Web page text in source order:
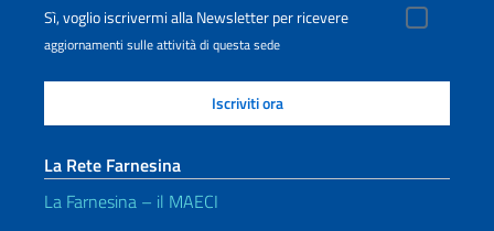
Sì, voglio iscrivermi alla Newsletter per ricevere
aggiornamenti sulle attività di questa sede
La Rete Farnesina
La Farnesina – il MAECI